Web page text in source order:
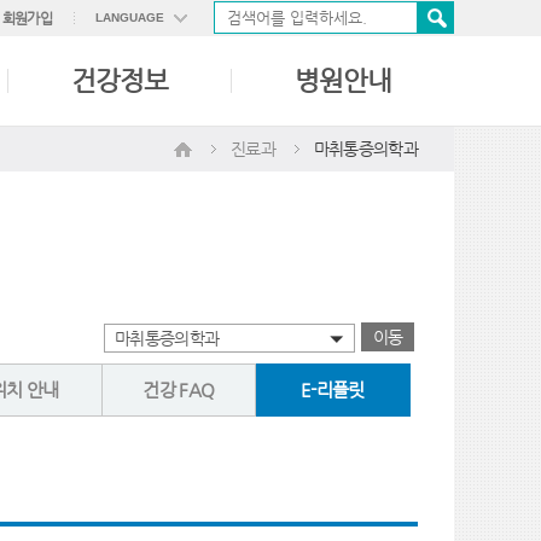
회원가입 LANGUAGE
中國語
건강정보 병원안내
진료과 마취통증의학과
마취통증의학과 이동
치 안내 건강 FAQ E-리플릿